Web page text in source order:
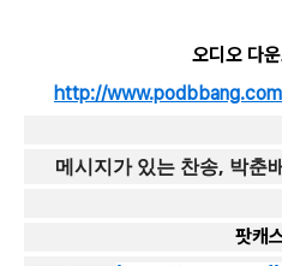
오디오 다
http://
메시지가 있는 찬송, 박춘
팟캐